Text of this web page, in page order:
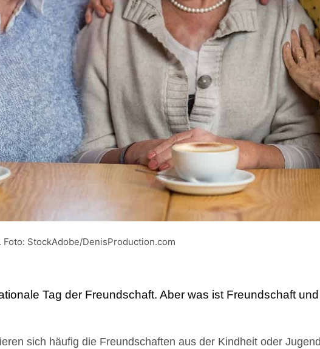
StockAdobe/DenisProduction.com
Tag der Freundschaft. Aber was ist Freundschaft
sich häufig die Freundschaften aus der Kindheit oder